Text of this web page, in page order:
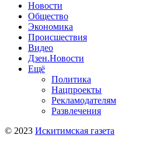
Новости
Общество
Экономика
Происшествия
Видео
Дзен.Новости
Ещё
Политика
Нацпроекты
Рекламодателям
Развлечения
© 2023 Искитимская газета